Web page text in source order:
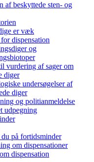
af beskyttede sten- og
er væk
dispensation
og
vurdering af sager om
diger
undersøgelser af
diger
og politianmeldelse
udpegning
på fortidsminder
om dispensationer
dispensation